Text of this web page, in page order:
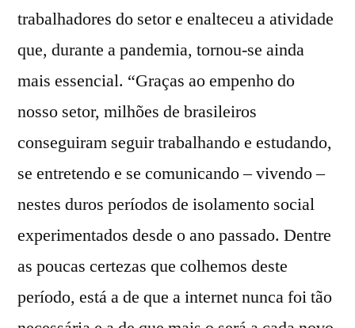
trabalhadores do setor e enalteceu a atividade
que, durante a pandemia, tornou-se ainda
mais essencial. “Graças ao empenho do
nosso setor, milhões de brasileiros
conseguiram seguir trabalhando e estudando,
se entretendo e se comunicando – vivendo –
nestes duros períodos de isolamento social
experimentados desde o ano passado. Dentre
as poucas certezas que colhemos deste
período, está a de que a internet nunca foi tão